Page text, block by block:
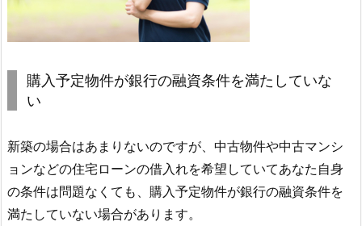
購入予定物件が銀行の融資条件を満たしていな
い
新築の場合はあまりないのですが、中古物件や中古マンシ
ョンなどの住宅ローンの借入れを希望していてあなた自身
の条件は問題なくても、購入予定物件が銀行の融資条件を
満たしていない場合があります。